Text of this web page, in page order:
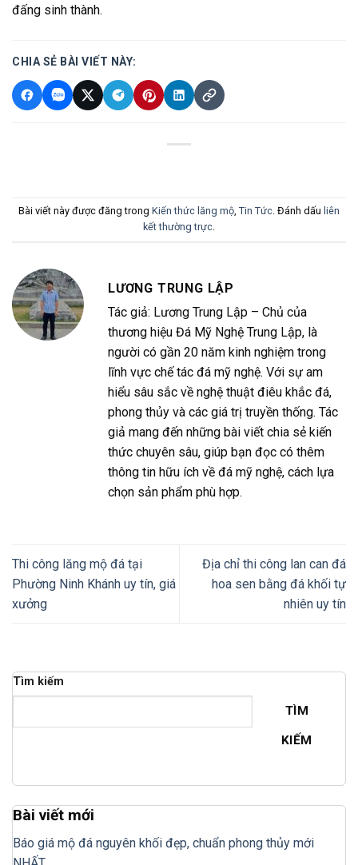
đấng sinh thành.
CHIA SẺ BÀI VIẾT NÀY:
Bài viết này được đăng trong Kiến thức lăng mộ, Tin Tức. Đánh dấu liên
kết thường trực.
LƯƠNG TRUNG LẬP
Tác giả: Lương Trung Lập – Chủ của
thương hiệu Đá Mỹ Nghệ Trung Lập, là
người có gần 20 năm kinh nghiệm trong
lĩnh vực chế tác đá mỹ nghệ. Với sự am
hiểu sâu sắc về nghệ thuật điêu khắc đá,
phong thủy và các giá trị truyền thống. Tác
giả mang đến những bài viết chia sẻ kiến
thức chuyên sâu, giúp bạn đọc có thêm
thông tin hữu ích về đá mỹ nghệ, cách lựa
chọn sản phẩm phù hợp.
Thi công lăng mộ đá tại
Phường Ninh Khánh uy tín, giá
xưởng
Địa chỉ thi công lan can đá
hoa sen bằng đá khối tự
nhiên uy tín
Tìm kiếm
TÌM
KIẾM
Bài viết mới
Báo giá mộ đá nguyên khối đẹp, chuẩn phong thủy mới